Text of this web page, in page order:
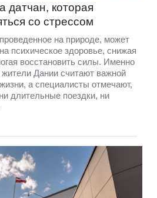
датчан, которая
со стрессом
на природе, может
психическое здоровье, снижая
восстановить силы. Именно
Дании считают важной
а специалисты отмечают,
длительные поездки, ни